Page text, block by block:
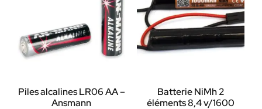
Piles alcalines LR06 AA –
Ansmann
Batterie NiMh 2
éléments 8,4 v/1600